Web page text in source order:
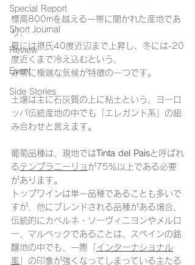
Special Report
Short Journal
Review
Event
Side Stories
標高800mを越える一帯に開かれた産地であ
り、
夏には摂氏40度近辺まで上昇し、冬には-20
度近くまで冷え込むという、
非常に極端な気候が特徴の一つです。
土壌は主に石灰質の上に粘土という、ヨーロ
ッパ伝統産地の中でも「エレガント系」の組
み合わせと言えます。
葡萄品種は、現地では Tinta del Paisと呼ばれ
るテンプラニーリョ が75％以上である必要
があります。
トップワインは単一品種であることも多いで
すが、他にブレンドされる品種がある場合、
伝統的にカベルネ・ソーヴィニヨンやメルロ
ー、マルベックであることは、スペインの銘
醸地の中でも、一際「 インターナショナル
風 」の印象が強くなってしまっている主たる